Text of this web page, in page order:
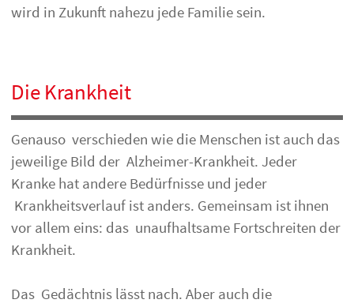
wird in Zukunft nahezu jede Familie sein.
Die Krankheit
Genauso verschieden wie die Menschen ist auch das
jeweilige Bild der Alzheimer-Krankheit. Jeder
Kranke hat andere Bedürfnisse und jeder
Krankheitsverlauf ist anders. Gemeinsam ist ihnen
vor allem eins: das unaufhaltsame Fortschreiten der
Krankheit.
Das Gedächtnis lässt nach. Aber auch die